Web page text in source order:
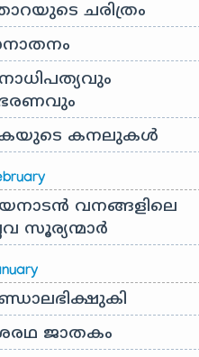
ചരിത്രം
കനലുകൾ
വനങ്ങളിലെ
സൂര്യന്മാർ
ജാതകം